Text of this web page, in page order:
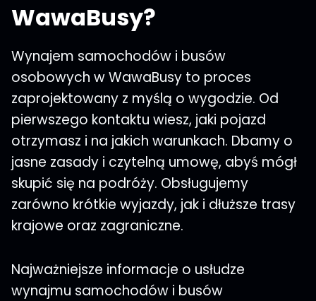
WawaBusy?
Wynajem samochodów i busów
osobowych w WawaBusy to proces
zaprojektowany z myślą o wygodzie. Od
pierwszego kontaktu wiesz, jaki pojazd
otrzymasz i na jakich warunkach. Dbamy o
jasne zasady i czytelną umowę, abyś mógł
skupić się na podróży. Obsługujemy
zarówno krótkie wyjazdy, jak i dłuższe trasy
krajowe oraz zagraniczne.
Najważniejsze informacje o usłudze
wynajmu samochodów i busów